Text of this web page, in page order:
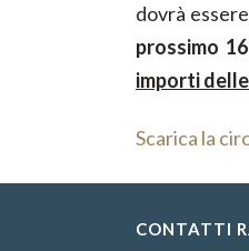
dovrà essere
prossimo
importi
Scarica la
CONTATTI